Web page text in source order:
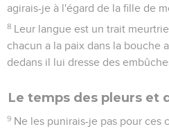
agirais-je à l'égard de la fille de
8 Leur langue est un trait
chacun a la paix dans la bouche
dedans il lui dresse des
Le temps des pleurs et
9 Ne les punirais-je pas pour ces